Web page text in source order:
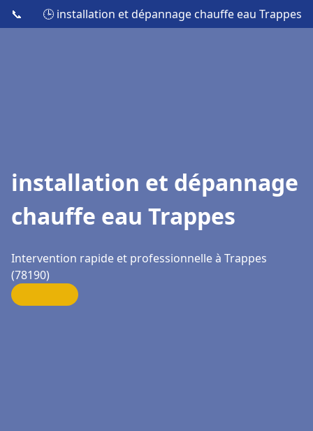
📞 🕒 installation et dépannage chauffe eau Trappes
installation et dépannage
chauffe eau Trappes
Intervention rapide et professionnelle à Trappes
(78190)